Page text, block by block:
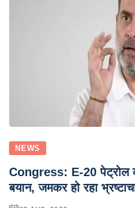
NEWS
Congress: E-20 पेट्रोल
बयान, जमकर हो रहा